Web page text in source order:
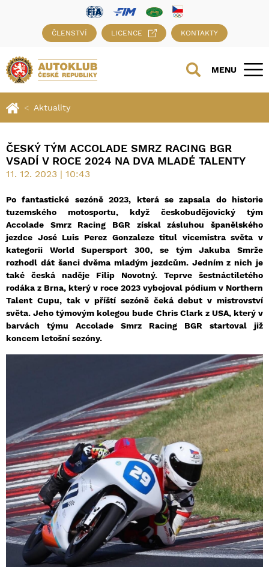
ČLENSTVÍ LICENCE KONTAKTY
MENU
Aktuality
ČESKÝ TÝM ACCOLADE SMRZ RACING BGR
VSADÍ V ROCE 2024 NA DVA MLADÉ TALENTY
11. 12. 2023 | 10:43
Po fantastické sezóně 2023, která se zapsala do historie
tuzemského motosportu, když českobudějovický tým
Accolade Smrz Racing BGR získal zásluhou španělského
jezdce José Luis Perez Gonzaleze titul vicemistra světa v
kategorii World Supersport 300, se tým Jakuba Smrže
rozhodl dát šanci dvěma mladým jezdcům. Jedním z nich je
také česká naděje Filip Novotný. Teprve šestnáctiletého
rodáka z Brna, který v roce 2023 vybojoval pódium v Northern
Talent Cupu, tak v příští sezóně čeká debut v mistrovství
světa. Jeho týmovým kolegou bude Chris Clark z USA, který v
barvách týmu Accolade Smrz Racing BGR startoval již
koncem letošní sezóny.